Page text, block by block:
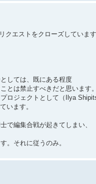
エストをクローズしています
しては、既にある程度
とは禁止すべきだと思います。
ロジェクトとして（Ilya
ます。
で編集合戦が起きてしまい、
。それに従うのみ。